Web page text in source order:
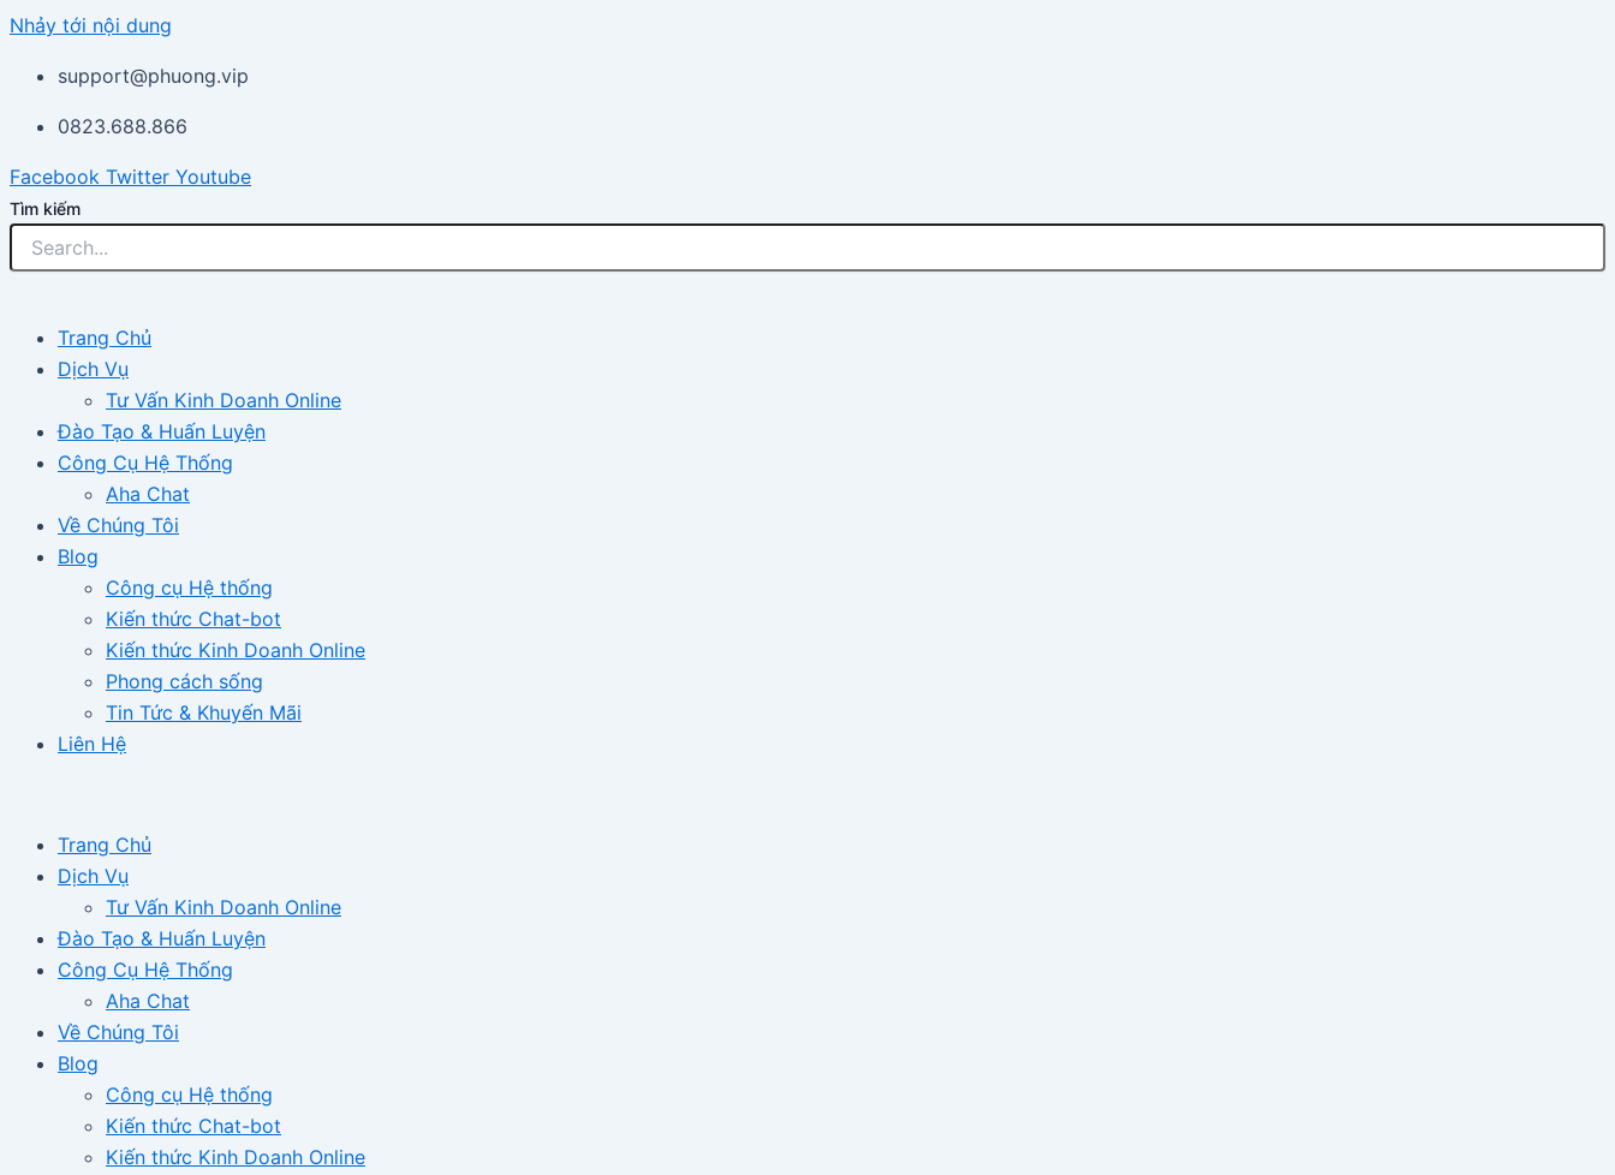
Nhảy tới nội dung
support@phuong.vip
0823.688.866
Facebook Twitter Youtube
Tìm kiếm
Trang Chủ
Dịch Vụ
Tư Vấn Kinh Doanh Online
Đào Tạo & Huấn Luyện
Công Cụ Hệ Thống
Aha Chat
Về Chúng Tôi
Blog
Công cụ Hệ thống
Kiến thức Chat-bot
Kiến thức Kinh Doanh Online
Phong cách sống
Tin Tức & Khuyến Mãi
Liên Hệ
Trang Chủ
Dịch Vụ
Tư Vấn Kinh Doanh Online
Đào Tạo & Huấn Luyện
Công Cụ Hệ Thống
Aha Chat
Về Chúng Tôi
Blog
Công cụ Hệ thống
Kiến thức Chat-bot
Kiến thức Kinh Doanh Online